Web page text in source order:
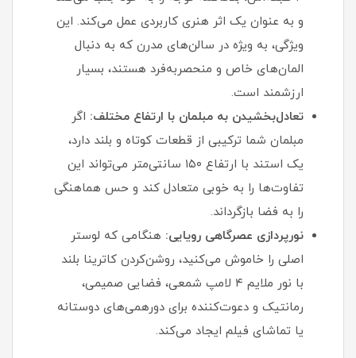
و به عنوان یک اثر هنری کاربردی عمل می‌کند. این
ویژگی، به ویژه در سالن‌های مدرن که به دنبال
المان‌های خاص و منحصربه‌فرد هستند، بسیار
ارزشمند است.
تعادل‌بخشیدن به مبلمان با ارتفاع مختلف: اگر
مبلمان شما ترکیبی از قطعات کوتاه و بلند دارد،
یک استند با ارتفاع ۱۵۰ سانتی‌متر می‌تواند این
تفاوت‌ها را به خوبی متعادل کند و حس هماهنگی
را به فضا بازگرداند.
نورپردازی عصرگاهی رویایی: هنگامی که لوستر
اصلی را خاموش می‌کنید، روشن‌کردن کاترینا بلند
با نور ملایم ۴ لامپ شمعی، فضایی صمیمی،
رمانتیک و دعوت‌کننده برای دورهمی‌های دوستانه
یا تماشای فیلم ایجاد می‌کند.